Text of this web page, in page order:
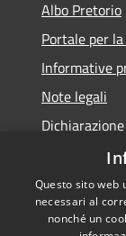
Albo Pretorio
Portale per
Informative
Note legali
Questo sito web
necessari al
nonché un